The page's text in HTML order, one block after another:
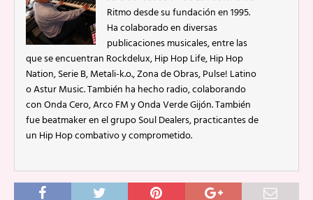
Ritmo desde su fundación en 1995.
Ha colaborado en diversas
publicaciones musicales, entre las
que se encuentran Rockdelux, Hip Hop Life, Hip Hop
Nation, Serie B, Metali-k.o., Zona de Obras, Pulse! Latino
o Astur Music. También ha hecho radio, colaborando
con Onda Cero, Arco FM y Onda Verde Gijón. También
fue beatmaker en el grupo Soul Dealers, practicantes de
un Hip Hop combativo y comprometido.